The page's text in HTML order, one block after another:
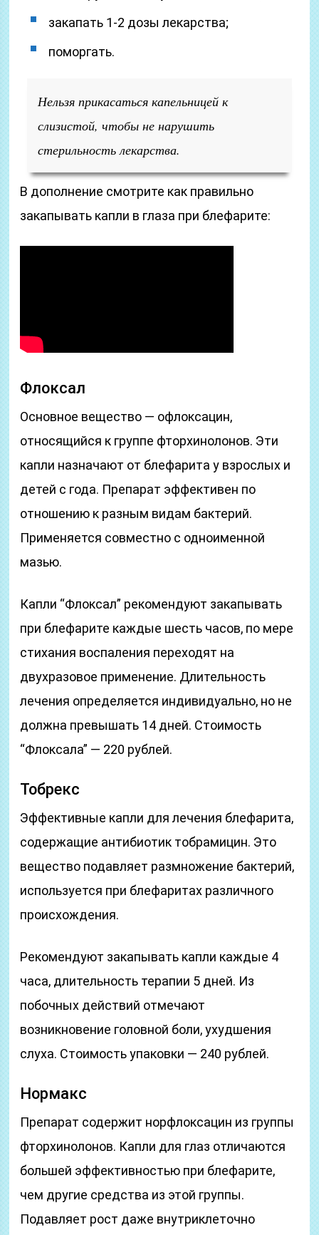
закапать 1-2 дозы лекарства;
поморгать.
Нельзя прикасаться капельницей к
слизистой, чтобы не нарушить
стерильность лекарства.
В дополнение смотрите как правильно
закапывать капли в глаза при блефарите:
Флоксал
Основное вещество — офлоксацин,
относящийся к группе фторхинолонов. Эти
капли назначают от блефарита у взрослых и
детей с года. Препарат эффективен по
отношению к разным видам бактерий.
Применяется совместно с одноименной
мазью.
Капли “Флоксал” рекомендуют закапывать
при блефарите каждые шесть часов, по мере
стихания воспаления переходят на
двухразовое применение. Длительность
лечения определяется индивидуально, но не
должна превышать 14 дней. Стоимость
“Флоксала” — 220 рублей.
Тобрекс
Эффективные капли для лечения блефарита,
содержащие антибиотик тобрамицин. Это
вещество подавляет размножение бактерий,
используется при блефаритах различного
происхождения.
Рекомендуют закапывать капли каждые 4
часа, длительность терапии 5 дней. Из
побочных действий отмечают
возникновение головной боли, ухудшения
слуха. Стоимость упаковки — 240 рублей.
Нормакс
Препарат содержит норфлоксацин из группы
фторхинолонов. Капли для глаз отличаются
большей эффективностью при блефарите,
чем другие средства из этой группы.
Подавляет рост даже внутриклеточно